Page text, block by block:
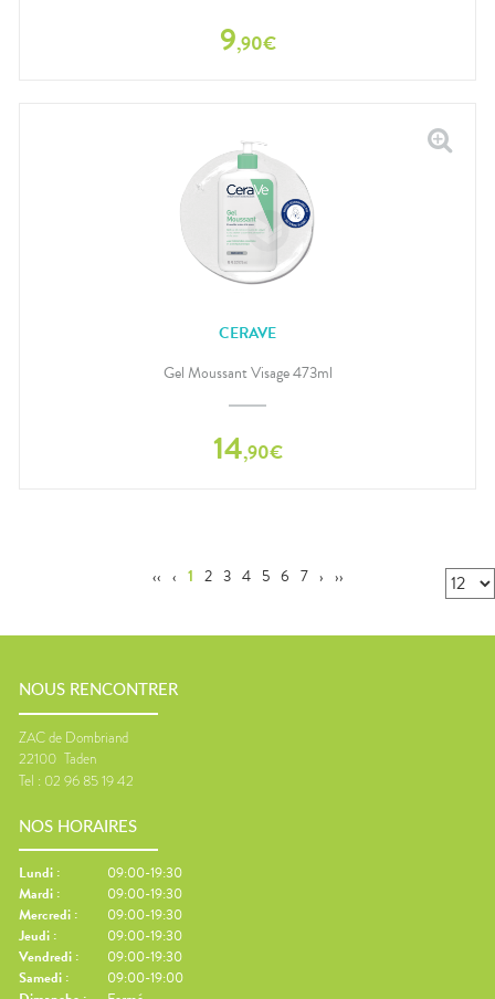
9,90€
CERAVE
Gel Moussant Visage 473ml
14,90€
‹‹ ‹ 1 2 3 4 5 6 7 › ››
NOUS RENCONTRER
ZAC de Dombriand
22100 Taden
Tel : 02 96 85 19 42
NOS HORAIRES
Lundi :
09:00-19:30
Mardi :
09:00-19:30
Mercredi :
09:00-19:30
Jeudi :
09:00-19:30
Vendredi :
09:00-19:30
Samedi :
09:00-19:00